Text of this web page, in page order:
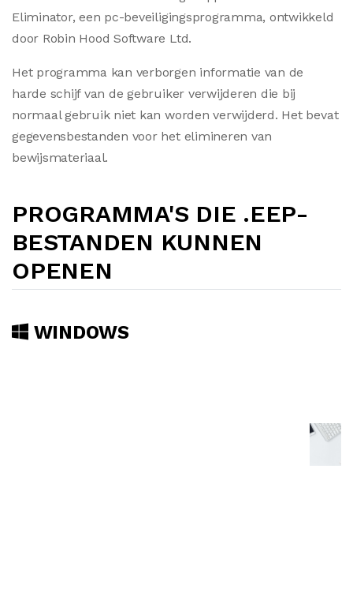
Eliminator, een pc-beveiligingsprogramma, ontwikkeld
door Robin Hood Software Ltd.
Het programma kan verborgen informatie van de
harde schijf van de gebruiker verwijderen die bij
normaal gebruik niet kan worden verwijderd. Het bevat
gegevensbestanden voor het elimineren van
bewijsmateriaal.
PROGRAMMA'S DIE .EEP-
BESTANDEN KUNNEN
OPENEN
WINDOWS